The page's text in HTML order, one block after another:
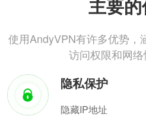
主要
使用AndyVPN有许多优势，
访问权限和网
隐私保护
隐藏IP地址